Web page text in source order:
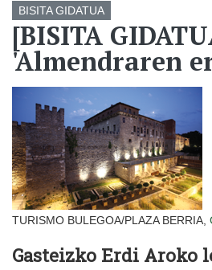
BISITA GIDATUA
[BISITA
'Almendraren
TURISMO BULEGOA/PLAZA BERRIA,
Gasteizko Erdi Aroko